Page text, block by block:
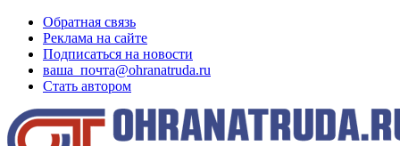
Обратная связь
Реклама на сайте
Подписаться на новости
ваша_почта@ohranatruda.ru
Стать автором